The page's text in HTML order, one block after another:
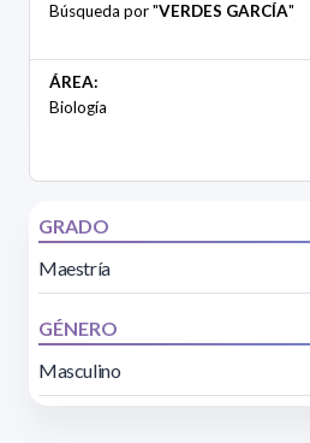
Búsqueda por "VERDES GARCÍA"
ÁREA:
Biología
GRADO
Maestría
GÉNERO
Masculino